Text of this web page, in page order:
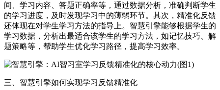
间、学习内容、答题正确率等，通过数据分析，准确判断学生
的学习进度，及时发现学习中的薄弱环节。其次，精准化反馈
还体现在对学生学习方法的指导上。智慧引擎能够根据学生的
学习数据，分析出最适合该学生的学习方法，如记忆技巧、解
题策略等，帮助学生优化学习路径，提高学习效率。
三、智慧引擎如何实现学习反馈精准化